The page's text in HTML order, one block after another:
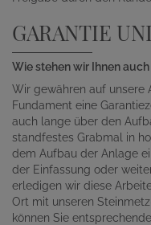
GARANTIE
Wie stehen wir Ihnen
Wir gewähren auf unsere
Fundament eine
auch lange über den
standfestes Grabmal in
dem Aufbau der Anlage
der Einfassung oder
erledigen wir diese
Ort mit unseren
können Sie